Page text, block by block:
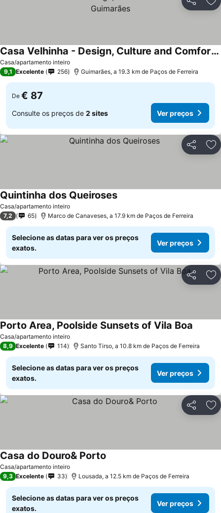
Partilhar
Casa/apartamento inteiro
Casa Velhinha - Design, Culture and Comfort in Guimarães
9,1 Excelente 256 Guimarães, a 19.3 km de Paços de Ferreira
De € 87
Consulte os preços de 2 sites Ver preços
Partilhar
Casa/apartamento inteiro
Quintinha dos Queiroses
7,2 65 Marco de Canaveses, a 17.9 km de Paços de Ferreira
Selecione as datas para ver os preços
exatos.
Ver preços
Partilhar
Casa/apartamento inteiro
Porto Area, Poolside Sunsets of Vila Boa
8,9 Excelente 114 Santo Tirso, a 10.8 km de Paços de Ferreira
Selecione as datas para ver os preços
exatos.
Ver preços
Partilhar
Casa/apartamento inteiro
Casa do Douro& Porto
9,3 Excelente 33 Lousada, a 12.5 km de Paços de Ferreira
Selecione as datas para ver os preços
exatos.
Ver preços